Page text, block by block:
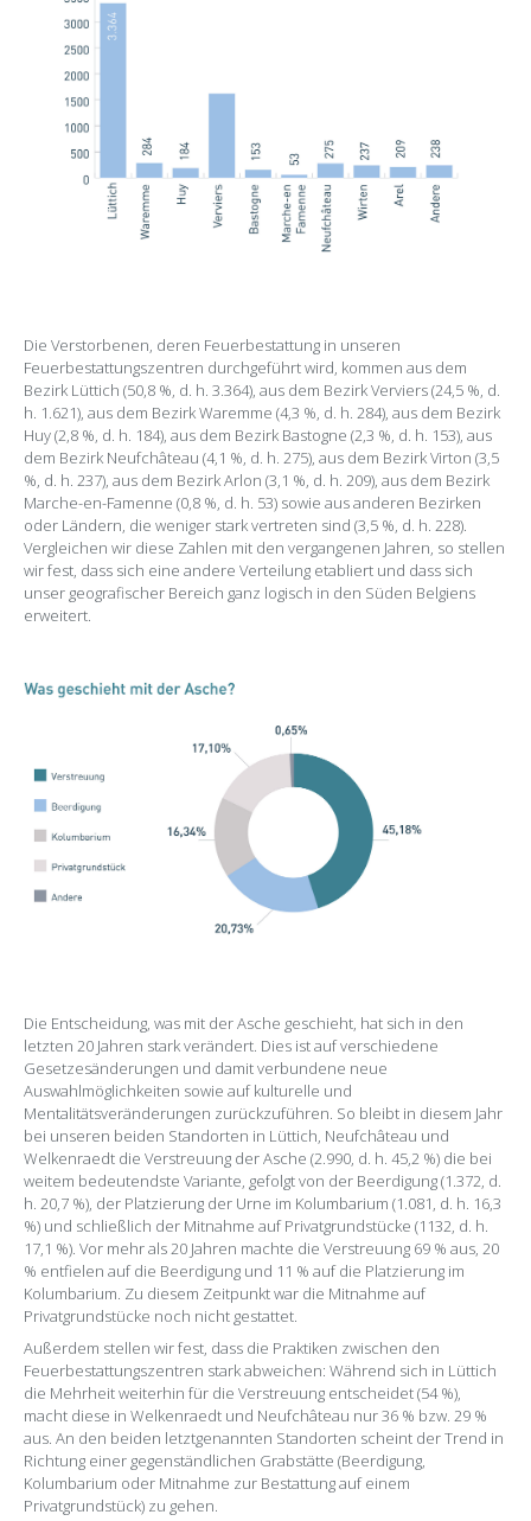
Die Verstorbenen, deren Feuerbestattung in unseren
Feuerbestattungszentren durchgeführt wird, kommen aus dem
Bezirk Lüttich (50,8 %, d. h. 3.364), aus dem Bezirk Verviers (24,5 %, d.
h. 1.621), aus dem Bezirk Waremme (4,3 %, d. h. 284), aus dem Bezirk
Huy (2,8 %, d. h. 184), aus dem Bezirk Bastogne (2,3 %, d. h. 153), aus
dem Bezirk Neufchâteau (4,1 %, d. h. 275), aus dem Bezirk Virton (3,5
%, d. h. 237), aus dem Bezirk Arlon (3,1 %, d. h. 209), aus dem Bezirk
Marche-en-Famenne (0,8 %, d. h. 53) sowie aus anderen Bezirken
oder Ländern, die weniger stark vertreten sind (3,5 %, d. h. 228).
Vergleichen wir diese Zahlen mit den vergangenen Jahren, so stellen
wir fest, dass sich eine andere Verteilung etabliert und dass sich
unser geografischer Bereich ganz logisch in den Süden Belgiens
erweitert.
Die Entscheidung, was mit der Asche geschieht, hat sich in den
letzten 20 Jahren stark verändert. Dies ist auf verschiedene
Gesetzesänderungen und damit verbundene neue
Auswahlmöglichkeiten sowie auf kulturelle und
Mentalitätsveränderungen zurückzuführen. So bleibt in diesem Jahr
bei unseren beiden Standorten in Lüttich, Neufchâteau und
Welkenraedt die Verstreuung der Asche (2.990, d. h. 45,2 %) die bei
weitem bedeutendste Variante, gefolgt von der Beerdigung (1.372, d.
h. 20,7 %), der Platzierung der Urne im Kolumbarium (1.081, d. h. 16,3
%) und schließlich der Mitnahme auf Privatgrundstücke (1132, d. h.
17,1 %). Vor mehr als 20 Jahren machte die Verstreuung 69 % aus, 20
% entfielen auf die Beerdigung und 11 % auf die Platzierung im
Kolumbarium. Zu diesem Zeitpunkt war die Mitnahme auf
Privatgrundstücke noch nicht gestattet.
Außerdem stellen wir fest, dass die Praktiken zwischen den
Feuerbestattungszentren stark abweichen: Während sich in Lüttich
die Mehrheit weiterhin für die Verstreuung entscheidet (54 %),
macht diese in Welkenraedt und Neufchâteau nur 36 % bzw. 29 %
aus. An den beiden letztgenannten Standorten scheint der Trend in
Richtung einer gegenständlichen Grabstätte (Beerdigung,
Kolumbarium oder Mitnahme zur Bestattung auf einem
Privatgrundstück) zu gehen.